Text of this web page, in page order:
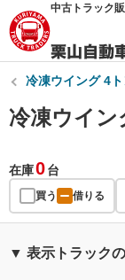
中古トラック
冷凍ウイング 4
冷凍ウイン
在庫0台
買う 借りる
▼ 表示トラック